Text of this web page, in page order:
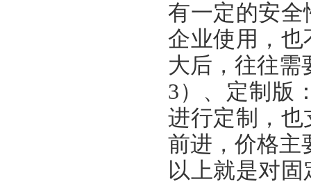
有一定的安全
企业使用，也
大后，往往需
3 ）、 定制版
进行定制， 也
前进，价格主
以上就是对